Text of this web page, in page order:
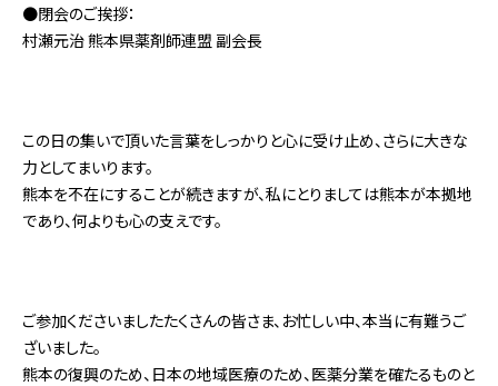
●閉会のご挨拶：
村瀬元治 熊本県薬剤師連盟 副会長
この日の集いで頂いた言葉をしっかりと心に受け止め、さらに大きな
力としてまいります。
熊本を不在にすることが続きますが、私にとりましては熊本が本拠地
であり、何よりも心の支えです。
ご参加くださいましたたくさんの皆さま、お忙しい中、本当に有難うご
ざいました。
熊本の復興のため、日本の地域医療のため、医薬分業を確たるものと